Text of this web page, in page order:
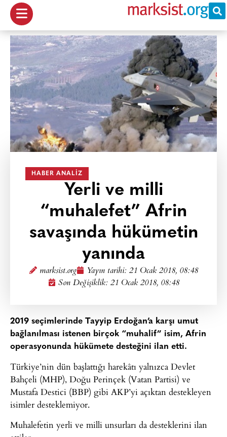
HABER ANALIZ
Yerli ve milli
“muhalefet” Afrin
savaşında hükümetin
yanında
marksist.org Yayın tarihi: 21 Ocak 2018, 08:48
Son Değişiklik: 21 Ocak 2018, 08:48
2019 seçimlerinde Tayyip Erdoğan’a karşı umut
bağlanılması istenen birçok “muhalif” isim, Afrin
operasyonunda hükümete desteğini ilan etti.
Türkiye’nin dün başlattığı harekâtı yalnızca Devlet
Bahçeli (MHP), Doğu Perinçek (Vatan Partisi) ve
Mustafa Destici (BBP) gibi AKP’yi açıktan destekleyen
isimler desteklemiyor.
Muhalefetin yerli ve milli unsurları da desteklerini ilan